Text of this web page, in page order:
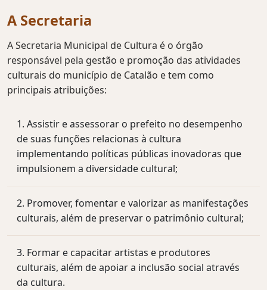
A Secretaria
A Secretaria Municipal de Cultura é o órgão
responsável pela gestão e promoção das atividades
culturais do município de Catalão e tem como
principais atribuições:
Assistir e assessorar o prefeito no desempenho
de suas funções relacionas à cultura
implementando políticas públicas inovadoras que
impulsionem a diversidade cultural;
Promover, fomentar e valorizar as manifestações
culturais, além de preservar o patrimônio cultural;
Formar e capacitar artistas e produtores
culturais, além de apoiar a inclusão social através
da cultura.